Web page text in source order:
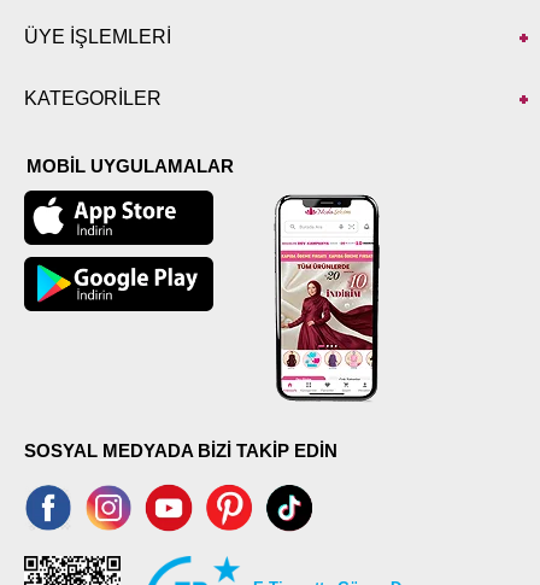
ÜYE İŞLEMLERİ
KATEGORİLER
MOBİL UYGULAMALAR
SOSYAL MEDYADA BİZİ TAKİP EDİN